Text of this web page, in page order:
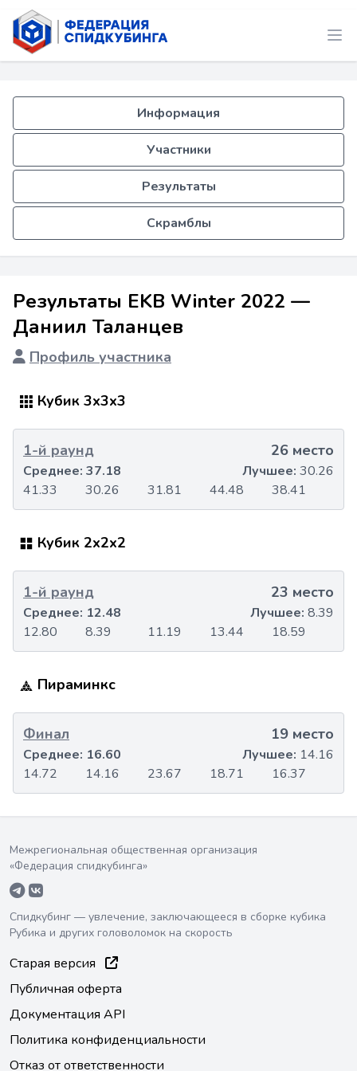
Информация
Участники
Результаты
Скрамблы
Результаты EKB Winter 2022 —
Даниил Таланцев
Профиль участника
Кубик 3x3x3
1-й раунд 26 место
41.33 30.26 31.81 44.48 38.41
Среднее: 37.18 Лучшее: 30.26
Кубик 2x2x2
1-й раунд 23 место
12.80 8.39 11.19 13.44 18.59
Среднее: 12.48 Лучшее: 8.39
Пираминкс
Финал 19 место
14.72 14.16 23.67 18.71 16.37
Среднее: 16.60 Лучшее: 14.16
Межрегиональная общественная организация
«Федерация спидкубинга»
Спидкубинг — увлечение, заключающееся в сборке кубика
Рубика и других головоломок на скорость
Старая версия
Публичная оферта
Документация API
Политика конфиденциальности
Отказ от ответственности